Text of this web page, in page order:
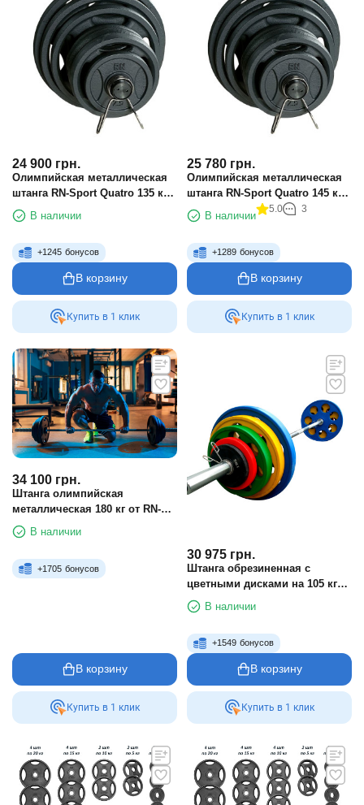
24 900 грн.
Олимпийская металлическая
штанга RN-Sport Quatro 135 кг
(2х20, 2х15, 2х10, 4х5, 4х2.5 +
2.2 м)
В наличии
+1245 бонусов
В корзину
Купить в 1 клик
25 780 грн.
Олимпийская металлическая
штанга RN-Sport Quatro 145 кг
(2х20, 2х15, 2х10, 6х5, 2х2.5 +
2.2 м)
В наличии
5.0 3
+1289 бонусов
В корзину
Купить в 1 клик
34 100 грн.
Штанга олимпийская
металлическая 180 кг от RN-
Sport
В наличии
+1705 бонусов
В корзину
Купить в 1 клик
30 975 грн.
Штанга обрезиненная с
цветными дисками на 105 кг
RN-Sport
В наличии
+1549 бонусов
В корзину
Купить в 1 клик